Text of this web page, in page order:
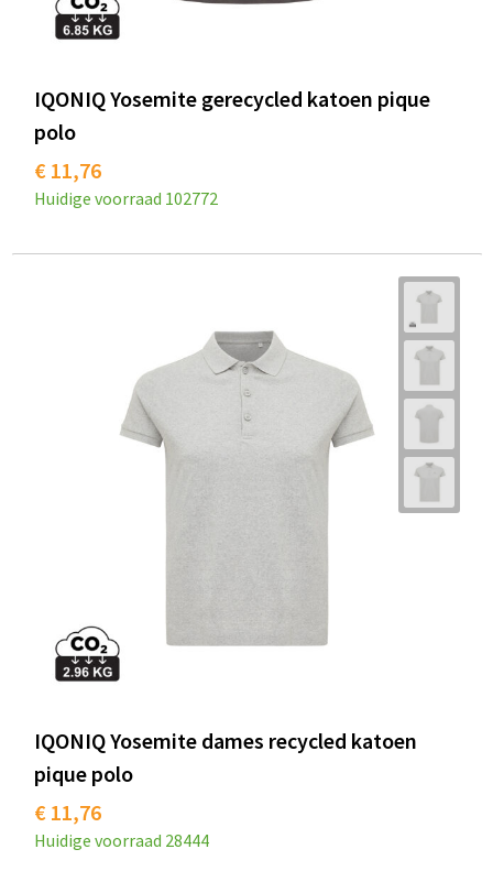
IQONIQ Yosemite gerecycled katoen pique
polo
€ 11,76
Huidige voorraad 102772
IQONIQ Yosemite dames recycled katoen
pique polo
€ 11,76
Huidige voorraad 28444